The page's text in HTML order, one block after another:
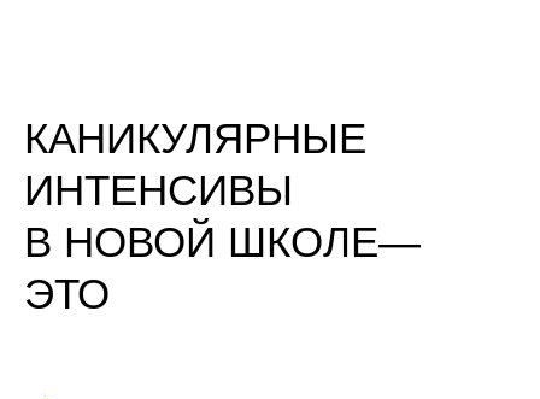
КАНИКУЛЯРНЫЕ
ИНТЕНСИВЫ
В НОВОЙ ШКОЛЕ—
ЭТО